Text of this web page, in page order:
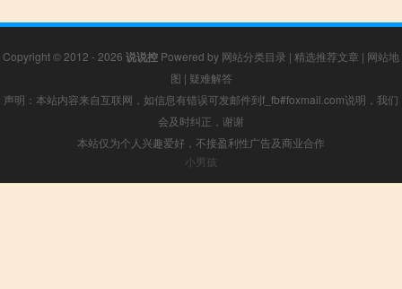
Copyright © 2012 - 2026 说说控 Powered by 网站分类目录 | 精选推荐文章 | 网站地
图 | 疑难解答
声明：本站内容来自互联网，如信息有错误可发邮件到f_fb#foxmail.com说明，我们
会及时纠正，谢谢
本站仅为个人兴趣爱好，不接盈利性广告及商业合作
小男孩